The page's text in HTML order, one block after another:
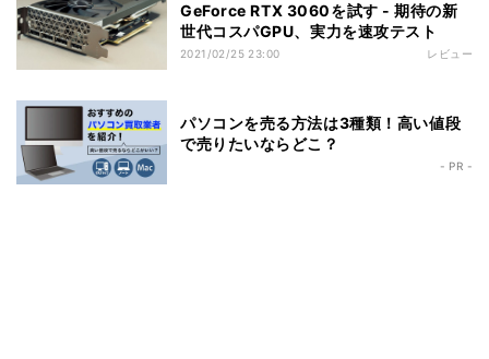
GeForce RTX 3060を試す - 期待の新
世代コスパGPU、実力を速攻テスト
2021/02/25 23:00 レビュー
パソコンを売る方法は3種類！高い値段
で売りたいならどこ？
- PR -